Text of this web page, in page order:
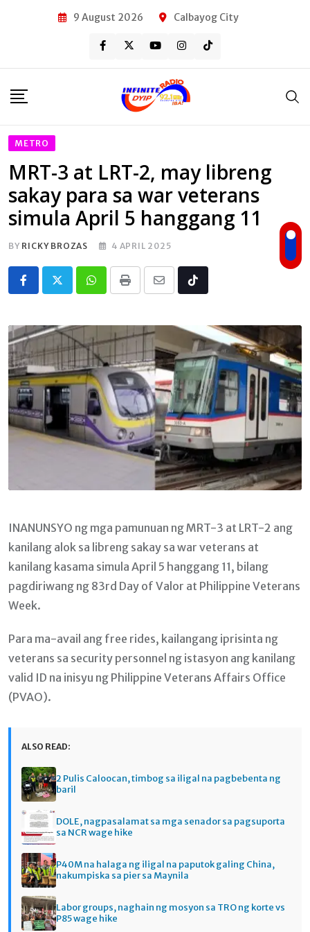
9 August 2026 Calbayog City
METRO
MRT-3 at LRT-2, may libreng
sakay para sa war veterans
simula April 5 hanggang 11
BY RICKY BROZAS 4 APRIL 2025
Whatsapp
Print
Share
Email
Tiktok
INANUNSYO ng mga pamunuan ng MRT-3 at LRT-2 ang
kanilang alok sa libreng sakay sa war veterans at
kanilang kasama simula April 5 hanggang 11, bilang
pagdiriwang ng 83rd Day of Valor at Philippine Veterans
Week.
Para ma-avail ang free rides, kailangang iprisinta ng
veterans sa security personnel ng istasyon ang kanilang
valid ID na inisyu ng Philippine Veterans Affairs Office
(PVAO).
ALSO READ:
2 Pulis Caloocan, timbog sa iligal na pagbebenta ng
baril
DOLE, nagpasalamat sa mga senador sa pagsuporta
sa NCR wage hike
P40M na halaga ng iligal na paputok galing China,
nakumpiska sa pier sa Maynila
Labor groups, naghain ng mosyon sa TRO ng korte vs
P85 wage hike